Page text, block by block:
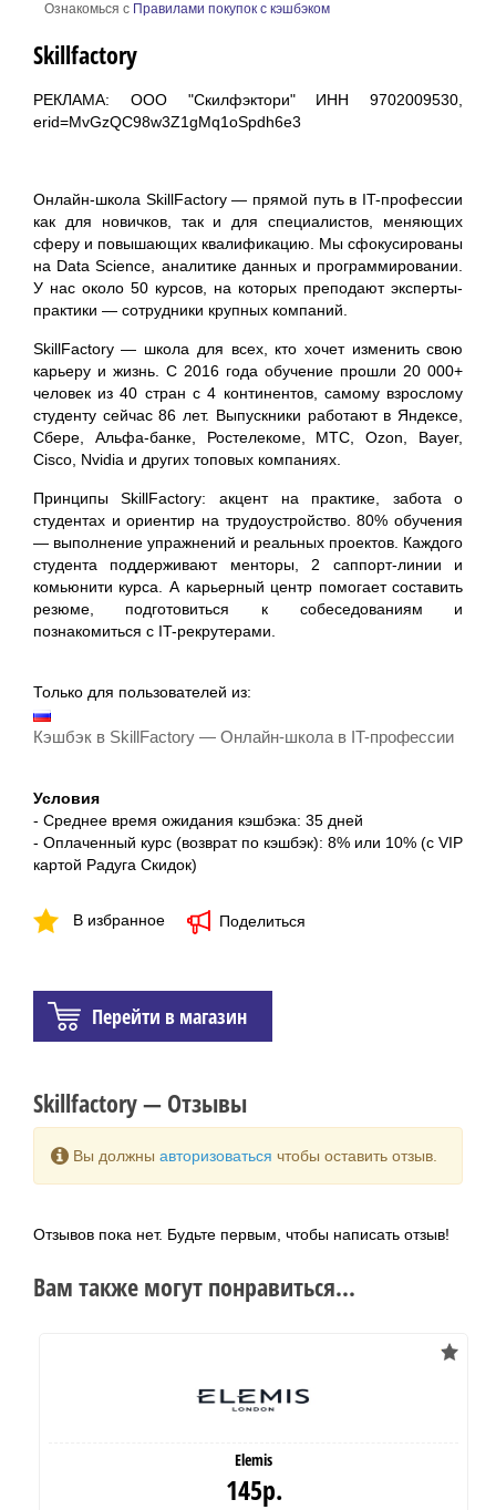
Ознакомься с Правилами покупок с кэшбэком
Skillfactory
РЕКЛАМА: ООО "Скилфэктори" ИНН 9702009530,
erid=MvGzQC98w3Z1gMq1oSpdh6e3
Онлайн-школа SkillFactory — прямой путь в IT-профессии
как для новичков, так и для специалистов, меняющих
сферу и повышающих квалификацию. Мы сфокусированы
на Data Science, аналитике данных и программировании.
У нас около 50 курсов, на которых преподают эксперты-
практики — сотрудники крупных компаний.
SkillFactory — школа для всех, кто хочет изменить свою
карьеру и жизнь. С 2016 года обучение прошли 20 000+
человек из 40 стран с 4 континентов, самому взрослому
студенту сейчас 86 лет. Выпускники работают в Яндексе,
Сбере, Альфа-банке, Ростелекоме, МТС, Ozon, Bayer,
Cisco, Nvidia и других топовых компаниях.
Принципы SkillFactory: акцент на практике, забота о
студентах и ориентир на трудоустройство. 80% обучения
— выполнение упражнений и реальных проектов. Каждого
студента поддерживают менторы, 2 саппорт-линии и
комьюнити курса. А карьерный центр помогает составить
резюме, подготовиться к собеседованиям и
познакомиться с IT-рекрутерами.
Только для пользователей из:
Кэшбэк в SkillFactory — Онлайн-школа в IT-профессии
Условия
- Среднее время ожидания кэшбэка: 35 дней
- Оплаченный курс (возврат по кэшбэк): 8% или 10% (с VIP
картой Радуга Скидок)
В избранное Поделиться
Перейти в магазин
Skillfactory — Отзывы
Вы должны авторизоваться чтобы оставить отзыв.
Отзывов пока нет. Будьте первым, чтобы написать отзыв!
Вам также могут понравиться...
Elemis
145р.